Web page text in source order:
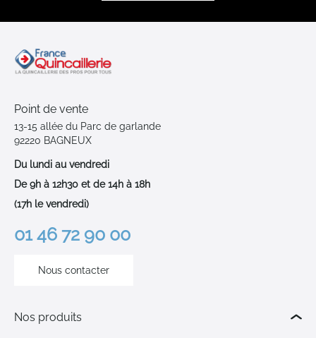
Point de vente
13-15 allée du Parc de garlande
92220 BAGNEUX
Du lundi au vendredi
De 9h à 12h30 et de 14h à 18h
(17h le vendredi)
01 46 72 90 00
Nous contacter
Nos produits